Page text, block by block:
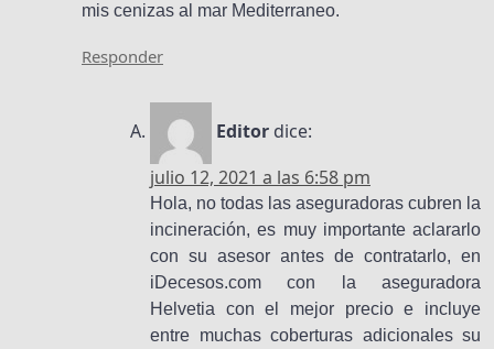
mis cenizas al mar Mediterraneo.
Responder
Editor dice:
julio 12, 2021 a las 6:58 pm
Hola, no todas las aseguradoras cubren la
incineración, es muy importante aclararlo
con su asesor antes de contratarlo, en
iDecesos.com con la aseguradora
Helvetia con el mejor precio e incluye
entre muchas coberturas adicionales su